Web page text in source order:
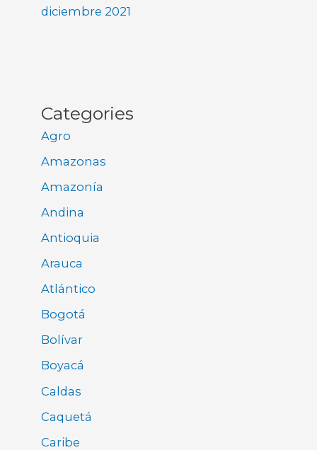
diciembre 2021
Categories
Agro
Amazonas
Amazonía
Andina
Antioquia
Arauca
Atlántico
Bogotá
Bolívar
Boyacá
Caldas
Caquetá
Caribe